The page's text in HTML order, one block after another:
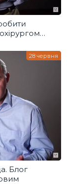
Блог
28 червня